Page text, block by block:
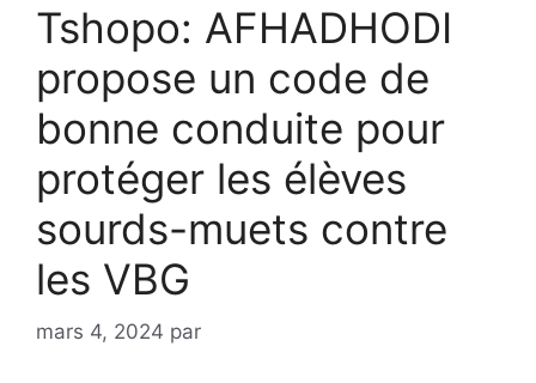
Tshopo: AFHADHODI
propose un code de
bonne conduite pour
protéger les élèves
sourds-muets contre
les VBG
mars 4, 2024 par